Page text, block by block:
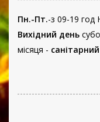
Пн.-Пт.-з 09-19 год
Вихідний день
місяця -